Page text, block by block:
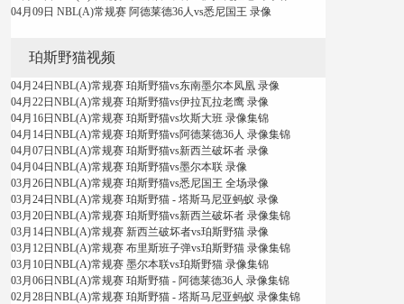
04月09日 NBL(A)常规赛 阿德莱德36人vs悉尼国王 录像
珀斯野猫视频
04月24日NBL(A)常规赛 珀斯野猫vs东南墨尔本凤凰 录像
04月22日NBL(A)常规赛 珀斯野猫vs伊拉瓦拉老鹰 录像
04月16日NBL(A)常规赛 珀斯野猫vs坎斯大班 录像集锦
04月14日NBL(A)常规赛 珀斯野猫vs阿德莱德36人 录像集锦
04月07日NBL(A)常规赛 珀斯野猫vs新西兰破坏者 录像
04月04日NBL(A)常规赛 珀斯野猫vs墨尔本联 录像
03月26日NBL(A)常规赛 珀斯野猫vs悉尼国王 全场录像
03月24日NBL(A)常规赛 珀斯野猫 - 塔斯马尼亚蚂蚁 录像
03月20日NBL(A)常规赛 珀斯野猫vs新西兰破坏者 录像集锦
03月14日NBL(A)常规赛 新西兰破坏者vs珀斯野猫 录像
03月12日NBL(A)常规赛 布里斯班子弹vs珀斯野猫 录像集锦
03月10日NBL(A)常规赛 墨尔本联vs珀斯野猫 录像集锦
03月06日NBL(A)常规赛 珀斯野猫 - 阿德莱德36人 录像集锦
02月28日NBL(A)常规赛 珀斯野猫 - 塔斯马尼亚蚂蚁 录像集锦